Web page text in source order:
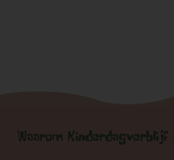
Waarom Kinderdagverblijf